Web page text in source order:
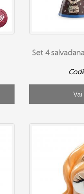
Set 4
Vai